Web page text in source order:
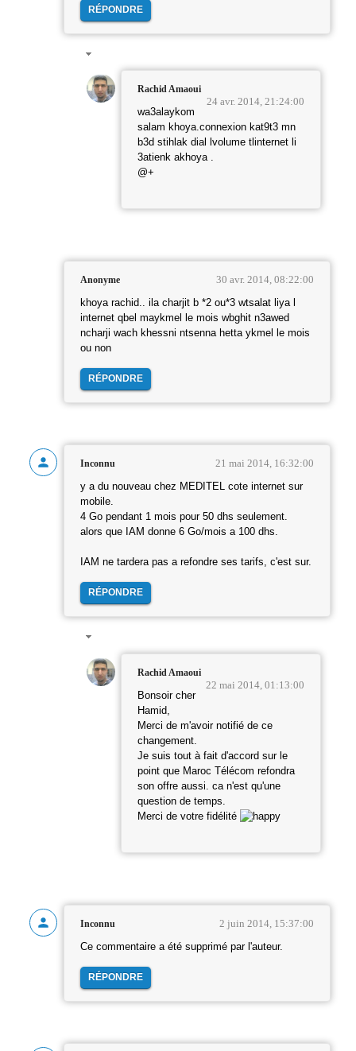
RÉPONDRE
Rachid Amaoui
24 avr. 2014, 21:24:00
wa3alaykom
salam khoya.connexion kat9t3 mn
b3d stihlak dial lvolume tlinternet li
3atienk akhoya .
@+
Anonyme 30 avr. 2014, 08:22:00
khoya rachid.. ila charjit b *2 ou*3 wtsalat liya l
internet qbel maykmel le mois wbghit n3awed
ncharji wach khessni ntsenna hetta ykmel le mois
ou non
RÉPONDRE
Inconnu 21 mai 2014, 16:32:00
y a du nouveau chez MEDITEL cote internet sur
mobile.
4 Go pendant 1 mois pour 50 dhs seulement.
alors que IAM donne 6 Go/mois a 100 dhs.
IAM ne tardera pas a refondre ses tarifs, c'est sur.
RÉPONDRE
Rachid Amaoui
22 mai 2014, 01:13:00
Bonsoir cher
Hamid,
Merci de m'avoir notifié de ce
changement.
Je suis tout à fait d'accord sur le
point que Maroc Télécom refondra
son offre aussi. ca n'est qu'une
question de temps.
Merci de votre fidélité
Inconnu 2 juin 2014, 15:37:00
Ce commentaire a été supprimé par l'auteur.
RÉPONDRE